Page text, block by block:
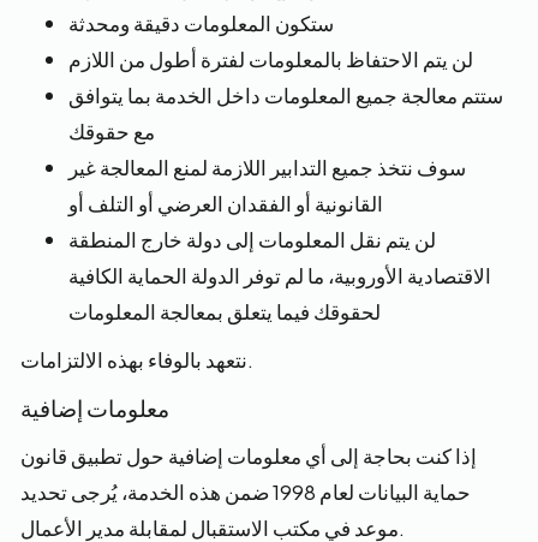
ستكون المعلومات دقيقة ومحدثة
لن يتم الاحتفاظ بالمعلومات لفترة أطول من اللازم
ستتم معالجة جميع المعلومات داخل الخدمة بما يتوافق
مع حقوقك
سوف نتخذ جميع التدابير اللازمة لمنع المعالجة غير
القانونية أو الفقدان العرضي أو التلف أو
لن يتم نقل المعلومات إلى دولة خارج المنطقة
الاقتصادية الأوروبية، ما لم توفر الدولة الحماية الكافية
لحقوقك فيما يتعلق بمعالجة المعلومات
نتعهد بالوفاء بهذه الالتزامات.
معلومات إضافية
إذا كنت بحاجة إلى أي معلومات إضافية حول تطبيق قانون
حماية البيانات لعام 1998 ضمن هذه الخدمة، يُرجى تحديد
موعد في مكتب الاستقبال لمقابلة مدير الأعمال.